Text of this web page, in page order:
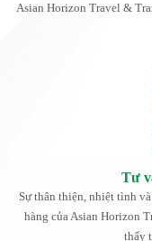
Asian Horizon Travel &
Tư
Sự thân thiện, nhiệt tình
hàng của Asian Horizon
thấy